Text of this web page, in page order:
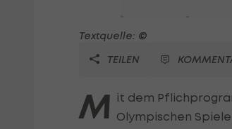
Textquelle: ©
TEILEN
M it dem
Olympischen